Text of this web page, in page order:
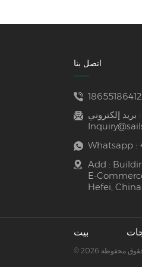
اتصل بنا
بريد إلكتروني :
Whatsapp :
Add :
E-
Hefei, China
بيت
محفوظة